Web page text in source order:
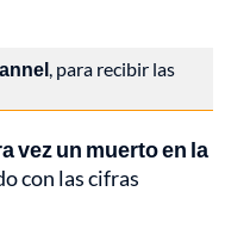
, para recibir las
vez un muerto en la
con las cifras